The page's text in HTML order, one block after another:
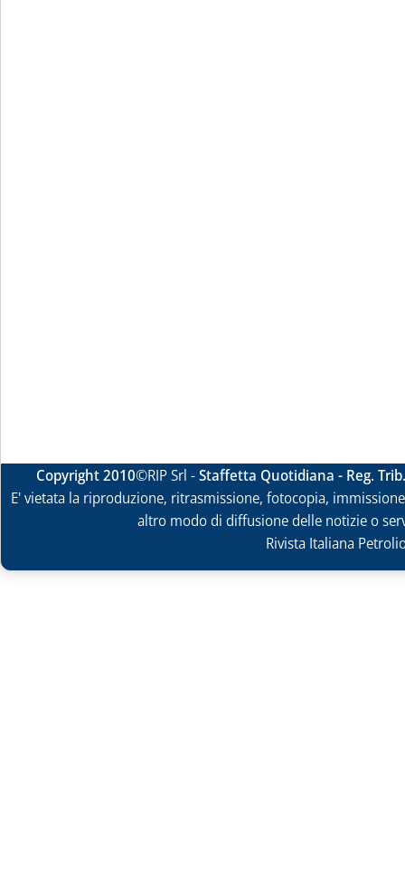
Copyright 2010©RIP Srl -Staffetta Quotidiana - Reg.
E' vietata la riproduzione, ritrasmissione, fotocopia,
altro modo di diffusione delle notizie o
Rivista Italiana